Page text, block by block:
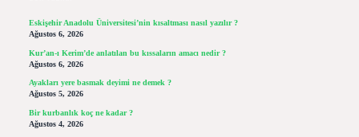
Eskişehir Anadolu Üniversitesi’nin kısaltması nasıl yazılır ?
Ağustos 6, 2026
Kur’an-ı Kerim’de anlatılan bu kıssaların amacı nedir ?
Ağustos 6, 2026
Ayakları yere basmak deyimi ne demek ?
Ağustos 5, 2026
Bir kurbanlık koç ne kadar ?
Ağustos 4, 2026